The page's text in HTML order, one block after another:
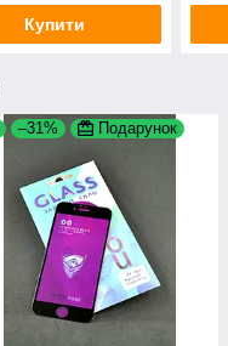
Купити
–31% Подарунок